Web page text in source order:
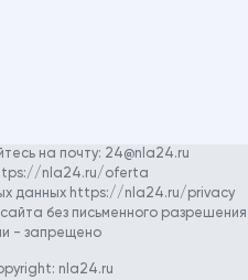
на почту: 24@nla24.ru
nla24.ru/oferta
данных https://nla24.ru/privacy
без письменного разрешения
- запрещено
nla24.ru